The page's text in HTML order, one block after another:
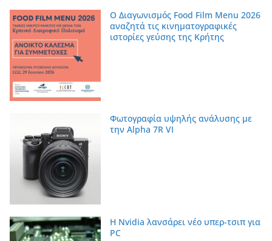
Ο Διαγωνισμός Food Film Menu 2026
αναζητά τις κινηματογραφικές
ιστορίες γεύσης της Κρήτης
Φωτογραφία υψηλής ανάλυσης με
την Alpha 7R VI
Η Nvidia λανσάρει νέο υπερ-τσιπ για
PC